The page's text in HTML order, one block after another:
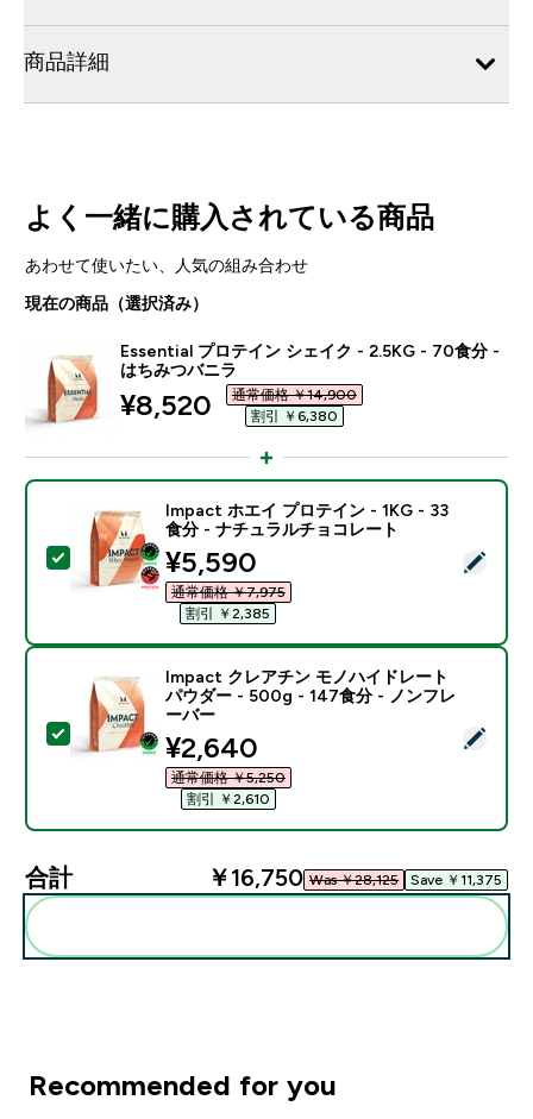
商品詳細
よく一緒に購入されている商品
あわせて使いたい、人気の組み合わせ
現在の商品（選択済み）
Essential プロテイン シェイク - 2.5KG - 70食分 -
はちみつバニラ
discounted price
¥8,520‎
通常価格 ￥14,900‎
割引 ￥6,380‎
この商品を選択 - Impact ホエイ プロテイン - 1KG -
Impact ホエイ プロテイン - 1KG - 33
食分 - ナチュラルチョコレート
discounted price
¥5,590‎
通常価格 ￥7,975‎
割引 ￥2,385‎
この商品を選択 - Impact クレアチン モノハイドレ
Impact クレアチン モノハイドレート
パウダー - 500g - 147食分 - ノンフレ
ーバー
discounted price
¥2,640‎
通常価格 ￥5,250‎
割引 ￥2,610‎
合計 ￥16,750‎ Was ￥28,125‎ Save ￥11,375‎
Recommended for you